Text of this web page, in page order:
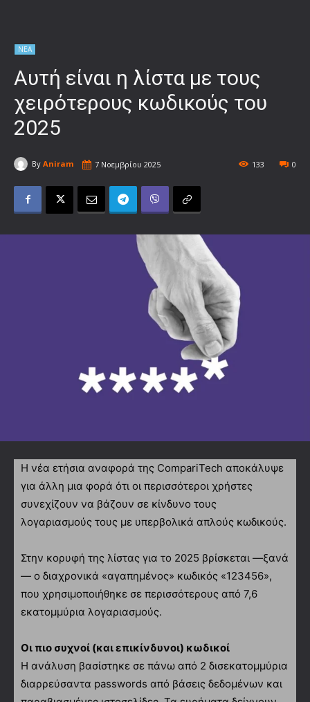
ΝΕΑ
Αυτή είναι η λίστα με τους
χειρότερους κωδικούς του
2025
By Aniram 7 Νοεμβρίου 2025 0
133
Η νέα ετήσια αναφορά της CompariTech αποκάλυψε
για άλλη μια φορά ότι οι περισσότεροι χρήστες
συνεχίζουν να βάζουν σε κίνδυνο τους
λογαριασμούς τους με υπερβολικά απλούς κωδικούς.
Στην κορυφή της λίστας για το 2025 βρίσκεται —ξανά
— ο διαχρονικά «αγαπημένος» κωδικός «123456»,
που χρησιμοποιήθηκε σε περισσότερους από 7,6
εκατομμύρια λογαριασμούς.
Οι πιο συχνοί (και επικίνδυνοι) κωδικοί
Η ανάλυση βασίστηκε σε πάνω από 2 δισεκατομμύρια
διαρρεύσαντα passwords από βάσεις δεδομένων και